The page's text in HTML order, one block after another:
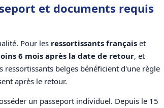
et documents requis
Pour les ressortissants français et
6 mois après la date de retour, et
ressortissants belges bénéficient d'une règle
après le retour.
un passeport individuel. Depuis le 15